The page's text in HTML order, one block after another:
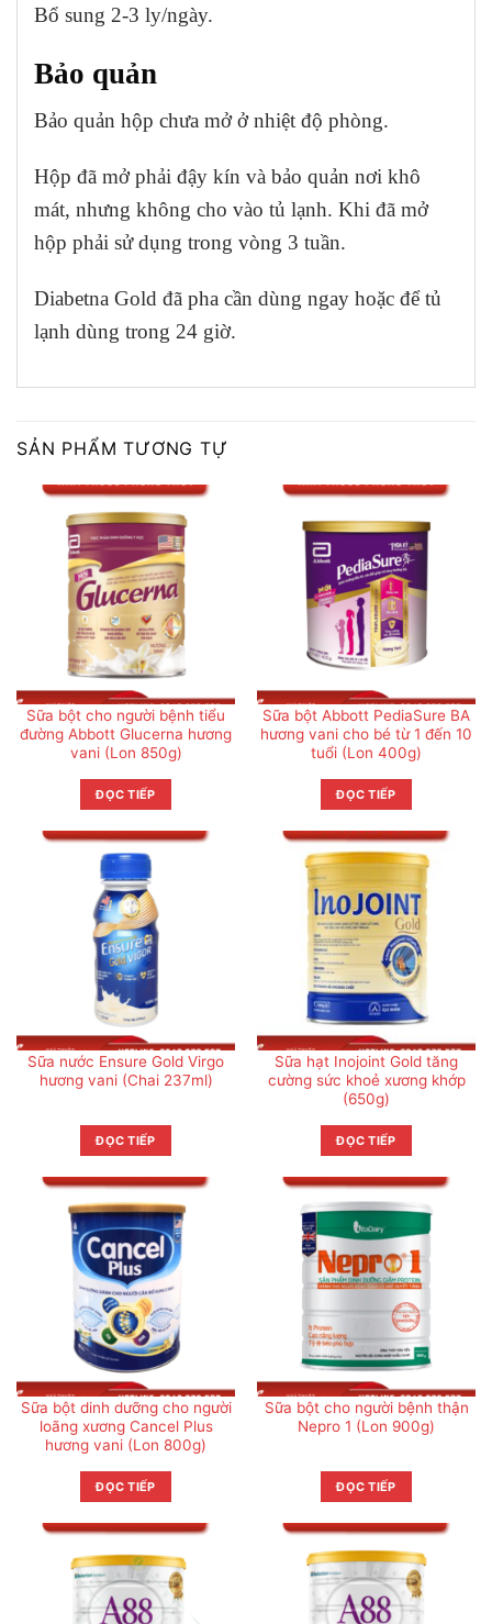
Bổ sung 2-3 ly/ngày.
Bảo quản
Bảo quản hộp chưa mở ở nhiệt độ phòng.
Hộp đã mở phải đậy kín và bảo quản nơi khô
mát, nhưng không cho vào tủ lạnh. Khi đã mở
hộp phải sử dụng trong vòng 3 tuần.
Diabetna Gold đã pha cần dùng ngay hoặc để tủ
lạnh dùng trong 24 giờ.
SẢN PHẨM TƯƠNG TỰ
Sữa bột cho người bệnh tiểu
đường Abbott Glucerna hương
vani (Lon 850g)
ĐỌC TIẾP
Sữa bột Abbott PediaSure BA
hương vani cho bé từ 1 đến 10
tuổi (Lon 400g)
ĐỌC TIẾP
Sữa nước Ensure Gold Virgo
hương vani (Chai 237ml)
ĐỌC TIẾP
Sữa hạt Inojoint Gold tăng
cường sức khoẻ xương khớp
(650g)
ĐỌC TIẾP
Sữa bột dinh dưỡng cho người
loãng xương Cancel Plus
hương vani (Lon 800g)
ĐỌC TIẾP
Sữa bột cho người bệnh thận
Nepro 1 (Lon 900g)
ĐỌC TIẾP